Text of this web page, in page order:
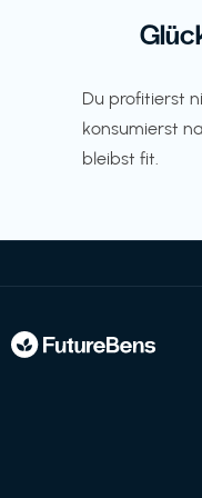
Du profitierst
konsumierst
bleibst fit.